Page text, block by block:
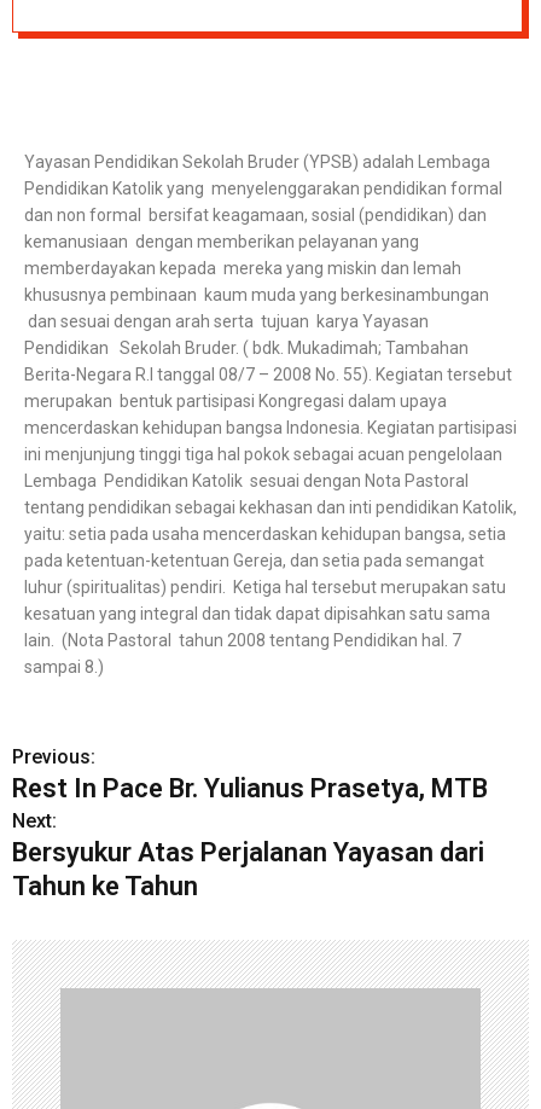
Yayasan Pendidikan Sekolah Bruder (YPSB) adalah Lembaga
Pendidikan Katolik yang menyelenggarakan pendidikan formal
dan non formal bersifat keagamaan, sosial (pendidikan) dan
kemanusiaan dengan memberikan pelayanan yang
memberdayakan kepada mereka yang miskin dan lemah
khususnya pembinaan kaum muda yang berkesinambungan
dan sesuai dengan arah serta tujuan karya Yayasan
Pendidikan Sekolah Bruder. ( bdk. Mukadimah; Tambahan
Berita-Negara R.I tanggal 08/7 – 2008 No. 55). Kegiatan tersebut
merupakan bentuk partisipasi Kongregasi dalam upaya
mencerdaskan kehidupan bangsa Indonesia. Kegiatan partisipasi
ini menjunjung tinggi tiga hal pokok sebagai acuan pengelolaan
Lembaga Pendidikan Katolik sesuai dengan Nota Pastoral
tentang pendidikan sebagai kekhasan dan inti pendidikan Katolik,
yaitu: setia pada usaha mencerdaskan kehidupan bangsa, setia
pada ketentuan-ketentuan Gereja, dan setia pada semangat
luhur (spiritualitas) pendiri. Ketiga hal tersebut merupakan satu
kesatuan yang integral dan tidak dapat dipisahkan satu sama
lain. (Nota Pastoral tahun 2008 tentang Pendidikan hal. 7
sampai 8.)
Previous:
Rest In Pace Br. Yulianus Prasetya, MTB
Next:
Bersyukur Atas Perjalanan Yayasan dari
Tahun ke Tahun